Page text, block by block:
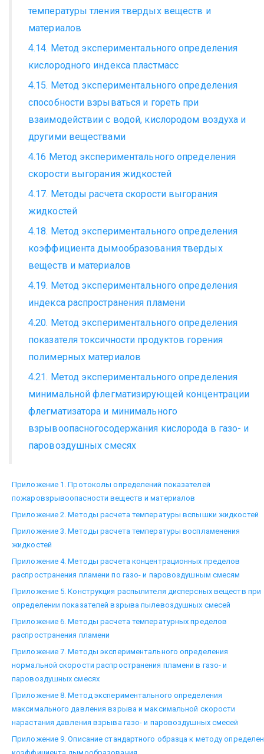
температуры тления твердых веществ и
материалов
4.14. Метод экспериментального определения
кислородного индекса пластмасс
4.15. Метод экспериментального определения
способности взрываться и гореть при
взаимодействии с водой, кислородом воздуха и
другими веществами
4.16 Метод экспериментального определения
скорости выгорания жидкостей
4.17. Методы расчета скорости выгорания
жидкостей
4.18. Метод экспериментального определения
коэффициента дымообразования твердых
веществ и материалов
4.19. Метод экспериментального определения
индекса распространения пламени
4.20. Метод экспериментального определения
показателя токсичности продуктов горения
полимерных материалов
4.21. Метод экспериментального определения
минимальной флегматизирующей концентрации
флегматизатора и минимального
взрывоопасногосодержания кислорода в газо- и
паровоздушных смесях
Приложение 1. Протоколы определений показателей
пожаровзрывоопасности веществ и материалов
Приложение 2. Методы расчета температуры вспышки жидкостей
Приложение 3. Методы расчета температуры воспламенения
жидкостей
Приложение 4. Методы расчета концентрационных пределов
распространения пламени по газо- и паровоздушным смесям
Приложение 5. Конструкция распылителя дисперсных веществ при
определении показателей взрыва пылевоздушных смесей
Приложение 6. Методы расчета температурных пределов
распространения пламени
Приложение 7. Методы экспериментального определения
нормальной скорости распространения пламени в газо- и
паровоздушных смесях
Приложение 8. Метод экспериментального определения
максимального давления взрыва и максимальной скорости
нарастания давления взрыва газо- и паровоздушных смесей
Приложение 9. Описание стандартного образца к методу
коэффициента дымообразования